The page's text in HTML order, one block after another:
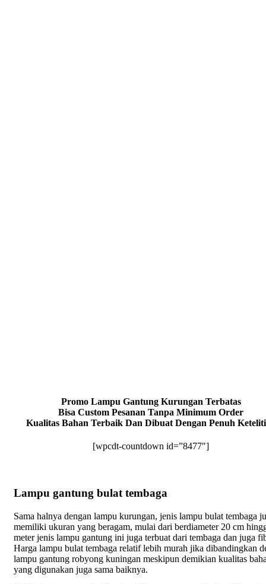
Promo Lampu Gantung Kurungan Terbatas
Bisa Custom Pesanan Tanpa Minimum Order
Kualitas Bahan Terbaik Dan Dibuat Dengan Penuh
[wpcdt-countdown id=”8477″]
Lampu gantung bulat tembaga
Sama halnya dengan lampu kurungan, jenis lampu bulat tembaga
memiliki ukuran yang beragam, mulai dari berdiameter 20 cm
meter jenis lampu gantung ini juga terbuat dari tembaga dan juga
Harga lampu bulat tembaga relatif lebih murah jika dibandingkan
lampu gantung robyong kuningan meskipun demikian kualitas
yang digunakan juga sama baiknya.